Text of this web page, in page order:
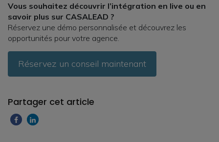
Vous souhaitez découvrir l’intégration en live ou en
savoir plus sur CASALEAD ?
Réservez une démo personnalisée et découvrez les
opportunités pour votre agence.
Réservez un conseil maintenant
Partager cet article